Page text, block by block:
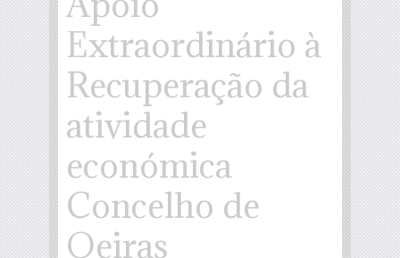
Extraordinário à
Recuperação da
atividade
económica
Concelho de
Oeiras